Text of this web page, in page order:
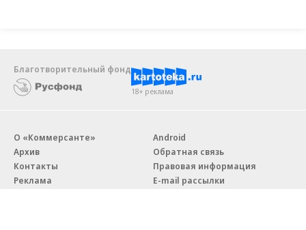
Благотворительный фонд
18+ реклама
О «Коммерсанте»
Архив
Контакты
Реклама
Android
Обратная связь
Правовая информация
E-mail рассылки